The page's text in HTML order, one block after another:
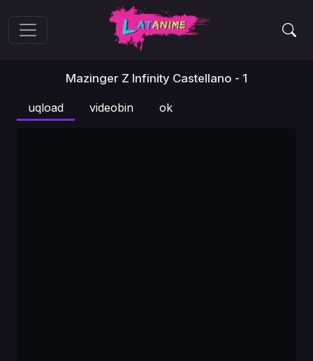
Mazinger Z Infinity Castellano - 1
uqload videobin ok